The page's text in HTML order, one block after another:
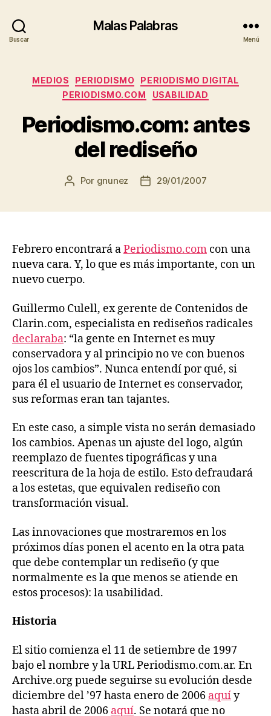
Buscar
Malas Palabras
Menú
Categorías
MEDIOS PERIODISMO
PERIODISMO DIGITAL
PERIODISMO.COM
USABILIDAD
Periodismo.com: antes
del rediseño
Autor
Por gnunez
Fecha29/01/2007
Febrero encontrará aPeriodismo.com con una
nueva cara. Y, lo que es más importante, con un
nuevo cuerpo.
Guillermo Culell, ex gerente de Contenidos de
Clarin.com, especialista en rediseños radicales
declaraba: “la gente en Internet es muy
conservadora y al principio no ve con buenos
ojos los cambios”. Nunca entendí por qué, si
para él el usuario de Internet es conservador,
sus reformas eran tan tajantes.
En este caso, a simple vista no serán demasiado
los cambios. Apenas un ajuste del logo, algún
reemplazo de fuentes tipográficas y una
reescritura de la hoja de estilo. Esto defraudará
a los estetas, que equivalen rediseño con
transformación visual.
Las innovaciones que mostraremos en los
próximos días ponen el acento en la otra pata
que debe contemplar un rediseño (y que
normalmente es la que menos se atiende en
estos procesos): la usabilidad.
Historia
El sitio comienza el 11 de setiembre de 1997
bajo el nombre y la URL Periodismo.com.ar. En
Archive.org puede seguirse su evolución desde
diciembre del ’97 hasta enero de 2006 aquíy
hasta abril de 2006 aquí. Se notará que no